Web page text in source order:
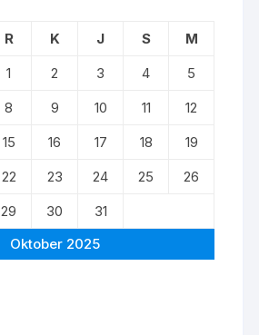
Oktober 2025
R K J S
M
1
2 3 4
5
8 9 10 11
12
15 16 17 18
19
22 23 24 25
26
29 30 31